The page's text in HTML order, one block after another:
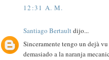
12:31 A. M.
Santiago Bertaultdijo...
Sinceramente tengo un dejà
demasiado a la naranja